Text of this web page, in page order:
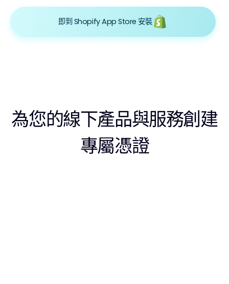
即到 Shopify App Store 安裝
為您的線下產品與服務創建
專屬憑證